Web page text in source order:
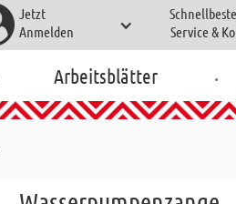
Jetzt
Anmelden
Service &
Arbeitsblätter .